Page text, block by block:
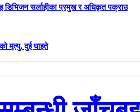
सर्लाहीका प्रमुख र अधिकृत पक्राउ
मृत्यु, दुई घाइते